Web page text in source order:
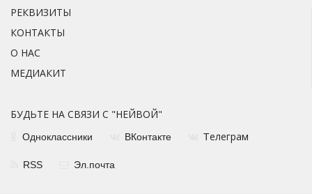
РЕКВИЗИТЫ
КОНТАКТЫ
О НАС
МЕДИАКИТ
БУДЬТЕ НА СВЯЗИ С "НЕЙВОЙ"
Одноклассники ВКонтакте Телеграм
RSS Эл.почта